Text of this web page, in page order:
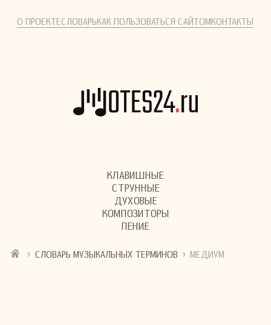
О ПРОЕКТЕСЛОВАРЬКАК ПОЛЬЗОВАТЬСЯ САЙТОМКОНТАКТЫ
КЛАВИШНЫЕ
СТРУННЫЕ
ДУХОВЫЕ
КОМПОЗИТОРЫ
ПЕНИЕ
› СЛОВАРЬ МУЗЫКАЛЬНЫХ ТЕРМИНОВ › МЕДИУМ